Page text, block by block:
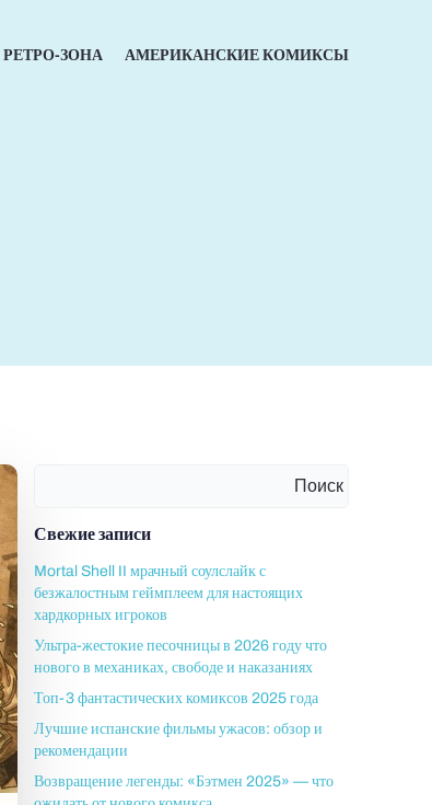
РЕТРО-ЗОНА АМЕРИКАНСКИЕ КОМИКСЫ
Поиск
Свежие записи
Mortal Shell II мрачный соулслайк с
безжалостным геймплеем для настоящих
хардкорных игроков
Ультра-жестокие песочницы в 2026 году что
нового в механиках, свободе и наказаниях
Топ-3 фантастических комиксов 2025 года
Лучшие испанские фильмы ужасов: обзор и
рекомендации
Возвращение легенды: «Бэтмен 2025» — что